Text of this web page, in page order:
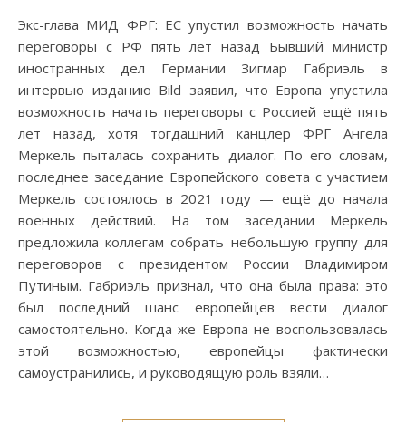
Экс-глава МИД ФРГ: ЕС упустил возможность начать
переговоры с РФ пять лет назад Бывший министр
иностранных дел Германии Зигмар Габриэль в
интервью изданию Bild заявил, что Европа упустила
возможность начать переговоры с Россией ещё пять
лет назад, хотя тогдашний канцлер ФРГ Ангела
Меркель пыталась сохранить диалог. По его словам,
последнее заседание Европейского совета с участием
Меркель состоялось в 2021 году — ещё до начала
военных действий. На том заседании Меркель
предложила коллегам собрать небольшую группу для
переговоров с президентом России Владимиром
Путиным. Габриэль признал, что она была права: это
был последний шанс европейцев вести диалог
самостоятельно. Когда же Европа не воспользовалась
этой возможностью, европейцы фактически
самоустранились, и руководящую роль взяли…